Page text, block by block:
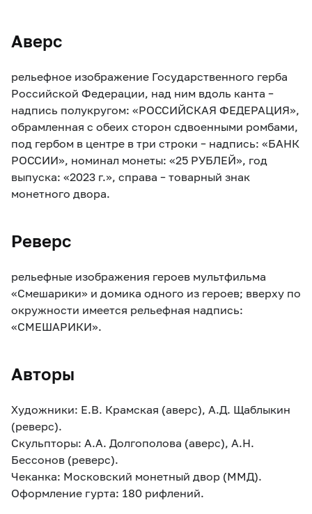
Аверс
рельефное изображение Государственного герба
Российской Федерации, над ним вдоль канта –
надпись полукругом: «РОССИЙСКАЯ ФЕДЕРАЦИЯ»,
обрамленная с обеих сторон сдвоенными ромбами,
под гербом в центре в три строки – надпись: «БАНК
РОССИИ», номинал монеты: «25 РУБЛЕЙ», год
выпуска: «2023 г.», справа – товарный знак
монетного двора.
Реверс
рельефные изображения героев мультфильма
«Смешарики» и домика одного из героев; вверху по
окружности имеется рельефная надпись:
«СМЕШАРИКИ».
Авторы
Художники: Е.В. Крамская (аверс), А.Д. Щаблыкин
(реверс).
Скульпторы: А.А. Долгополова (аверс), А.Н.
Бессонов (реверс).
Чеканка: Московский монетный двор (ММД).
Оформление гурта: 180 рифлений.